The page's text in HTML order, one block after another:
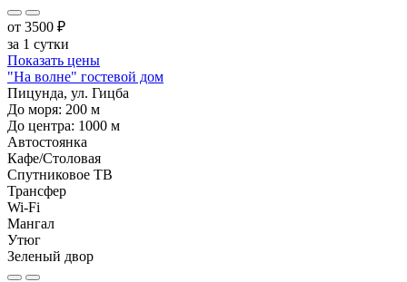
от 3500 ₽
за 1 сутки
Показать цены
"На волне" гостевой дом
Пицунда, ул. Гицба
До моря: 200 м
До центра: 1000 м
Автостоянка
Кафе/Столовая
Спутниковое ТВ
Трансфер
Wi-Fi
Мангал
Утюг
Зеленый двор